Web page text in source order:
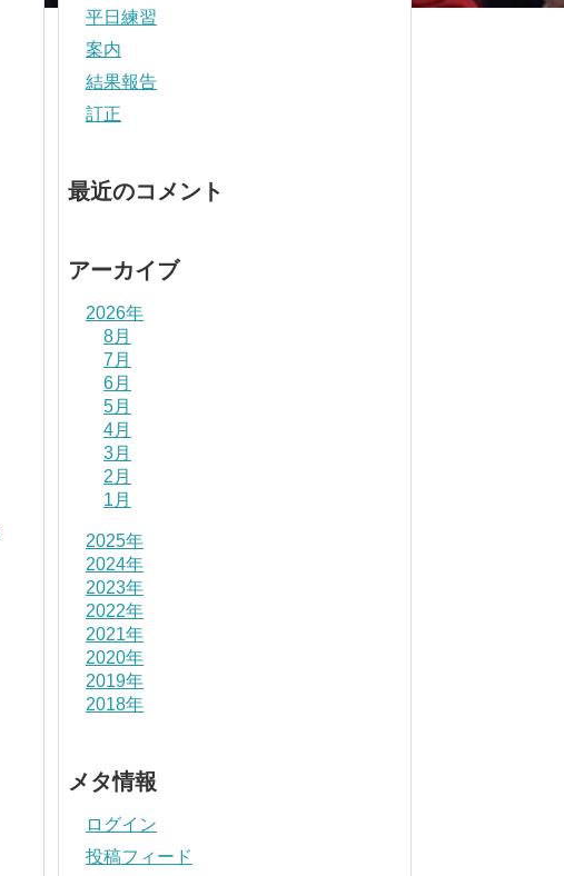
平日練習
案内
結果報告
訂正
最近のコメント
アーカイブ
2026年
8月
7月
6月
5月
4月
3月
2月
1月
2025年
2024年
2023年
2022年
2021年
2020年
2019年
2018年
メタ情報
ログイン
投稿フィード